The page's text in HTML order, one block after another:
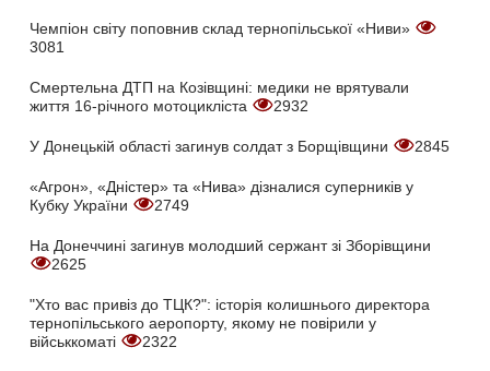
Чемпіон світу поповнив склад тернопільської «Ниви»
3081
Смертельна ДТП на Козівщині: медики не врятували
життя 16-річного мотоцикліста
2932
У Донецькій області загинув солдат з Борщівщини 2845
«Агрон», «Дністер» та «Нива» дізналися суперників у
Кубку України
2749
На Донеччині загинув молодший сержант зі Зборівщини
2625
"Хто вас привіз до ТЦК?": історія колишнього директора
тернопільського аеропорту, якому не повірили у
військкоматі
2322